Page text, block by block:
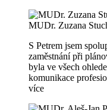
MUDr. Zuzana
S Petrem jsem
zaměstnání při
byla ve všech
komunikace
více